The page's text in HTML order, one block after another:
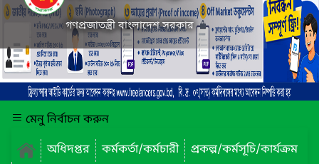
গণপ্রজাতন্ত্রী বাংলাদেশ সরকার
মেনু নির্বাচন করুন
অধিদপ্তর
কর্মকর্তা/কর্মচারী
প্রকল্প/কর্মসূচি/কার্যক্রম